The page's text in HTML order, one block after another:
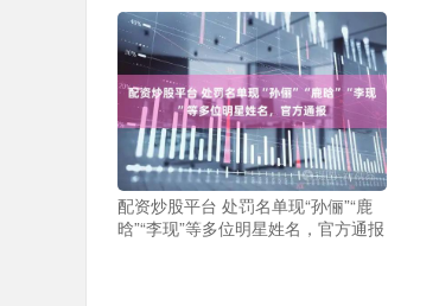
配资炒股平台 处罚名单现“孙俪”“鹿
晗”“李现”等多位明星姓名，官方通报